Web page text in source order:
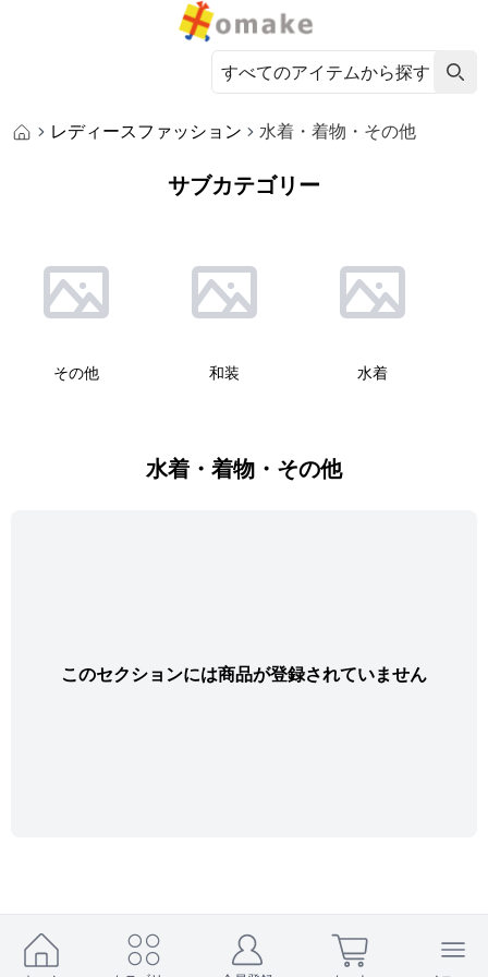
レディースファッション 水着・着物・その他
サブカテゴリー
その他 和装 水着
水着・着物・その他
このセクションには商品が登録されていません